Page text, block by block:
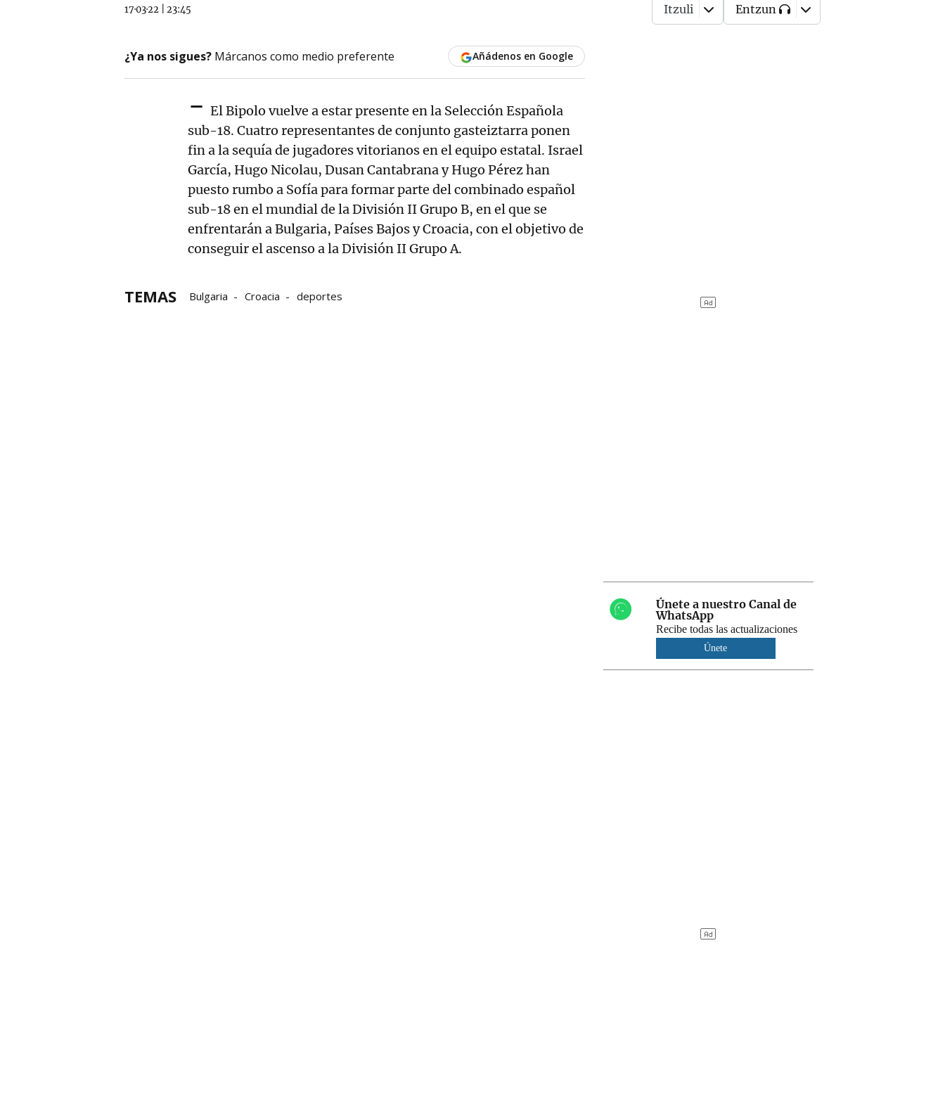
17·03·22 23:45 Itzuli Entzun
¿Ya nos sigues? Márcanos como medio preferente Añádenos en Google
- El Bipolo vuelve a estar presente en la Selección Española
sub-18. Cuatro representantes de conjunto gasteiztarra ponen
fin a la sequía de jugadores vitorianos en el equipo estatal. Israel
García, Hugo Nicolau, Dusan Cantabrana y Hugo Pérez han
puesto rumbo a Sofía para formar parte del combinado español
sub-18 en el mundial de la División II Grupo B, en el que se
enfrentarán a Bulgaria, Países Bajos y Croacia, con el objetivo de
conseguir el ascenso a la División II Grupo A.
TEMAS Bulgaria Croacia deportes
Únete a nuestro Canal de
WhatsApp
Recibe todas las actualizaciones
Únete